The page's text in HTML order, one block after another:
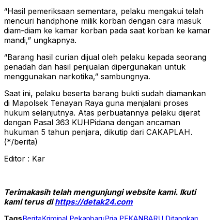
“Hasil pemeriksaan sementara, pelaku mengakui telah
mencuri handphone milik korban dengan cara masuk
diam-diam ke kamar korban pada saat korban ke kamar
mandi,” ungkapnya.
“Barang hasil curian dijual oleh pelaku kepada seorang
penadah dan hasil penjualan dipergunakan untuk
menggunakan narkotika,” sambungnya.
Saat ini, pelaku beserta barang bukti sudah diamankan
di Mapolsek Tenayan Raya guna menjalani proses
hukum selanjutnya. Atas perbuatannya pelaku dijerat
dengan Pasal 363 KUHPidana dengan ancaman
hukuman 5 tahun penjara, dikutip dari CAKAPLAH.
(*/berita)
Editor : Kar
Terimakasih telah mengunjungi website kami. Ikuti
kami terus dihttps://detak24.com